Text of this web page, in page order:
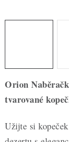
NOVÉ ZBOŽÍ
Nepřevzetí zásilky
Hodnocení obchodu
Podmínky ochrany
Orion
tvarované
Užijte si